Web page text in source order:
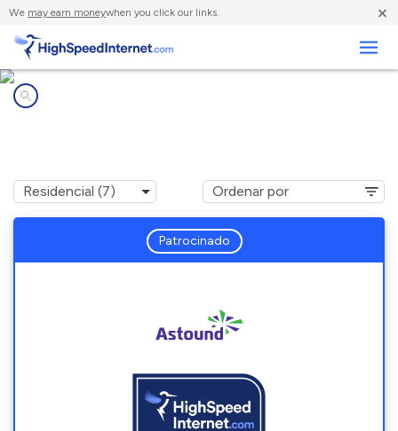
We may earn moneywhen you click our links. ×
Patrocinado